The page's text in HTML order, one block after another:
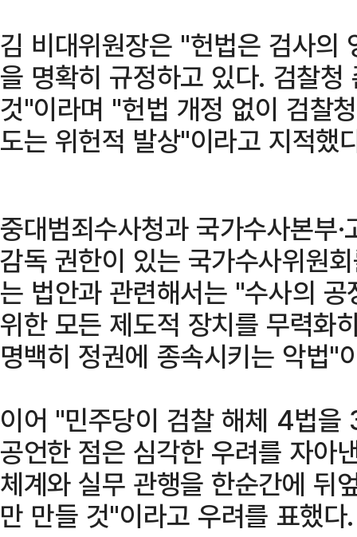
김 비대위원장은 "헌법은 검사의
을 명확히 규정하고 있다. 검찰
것"이라며 "헌법 개정 없이 검찰
도는 위헌적 발상"이라고 지적했
중대범죄수사청과 국가수사본부
감독 권한이 있는 국가수사위원
는 법안과 관련해서는 "수사의
위한 모든 제도적 장치를 무력화
명백히 정권에 종속시키는 악법"
이어 "민주당이 검찰 해체 4법을
공언한 점은 심각한 우려를 자아
체계와 실무 관행을 한순간에 뒤
만 만들 것"이라고 우려를 표했다.